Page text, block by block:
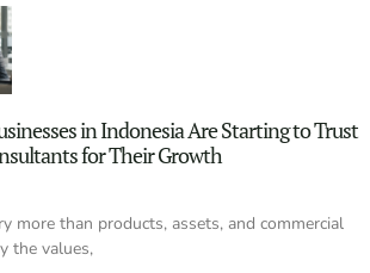
in Indonesia Are Starting to Trust
for Their Growth
more than products, assets, and commercial
the values,